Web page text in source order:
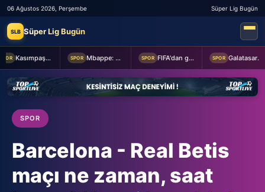
06 Ağustos 2026, Perşembe Süper Lig Bugün
SLB Süper Lig Bugün
Kasımpaşa ile Hull City hazırlık maçında berabere kaldı SPOR Mbappe: Bahis reklamlarında oynamam SPOR FIFA'dan geri adım SPOR Galatasaray taraftarından yönetime transfer tepkisi!
SPOR
Barcelona - Real Betis
maçı ne zaman, saat